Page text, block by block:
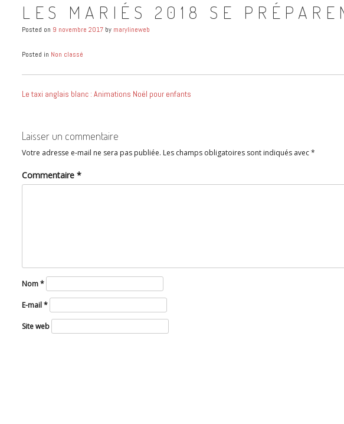
LES MARIÉS 2018 SE
Posted on 9 novembre 2017 by marylineweb
Posted in Non classé
Le taxi anglais blanc : Animations Noël pour enfants
Laisser un commentaire
Votre adresse e-mail ne sera pas publiée. Les champs obligatoires sont indiqués avec*
Commentaire *
Nom*
E-mail*
Site web